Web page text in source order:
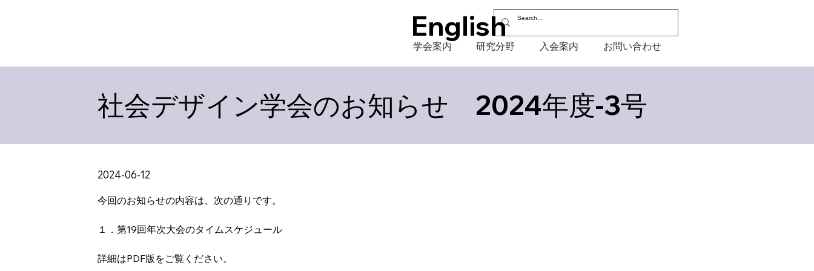
学会案内 研究分野 入会案内 お問い合わせ
English
社会デザイン学会のお知らせ 2024年度-3号
今回のお知らせの内容は、次の通りです。
１．第19回年次大会のタイムスケジュール
詳細はPDF版をご覧ください。
2024-06-12